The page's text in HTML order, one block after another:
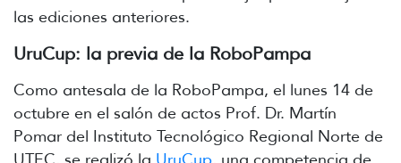
las ediciones anteriores.
UruCup: la previa de la RoboPampa
Como antesala de la RoboPampa, el lunes 14 de
octubre en el salón de actos Prof. Dr. Martín
Pomar del Instituto Tecnológico Regional Norte de